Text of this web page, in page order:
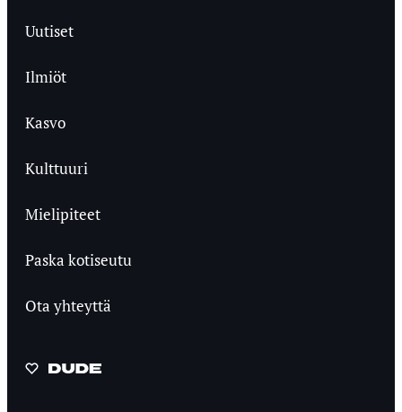
Uutiset
Ilmiöt
Kasvo
Kulttuuri
Mielipiteet
Paska kotiseutu
Ota yhteyttä